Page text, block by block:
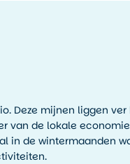
Deze mijnen liggen ver
van de lokale
in de wintermaanden